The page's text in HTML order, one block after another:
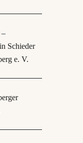
Schieder
e. V.